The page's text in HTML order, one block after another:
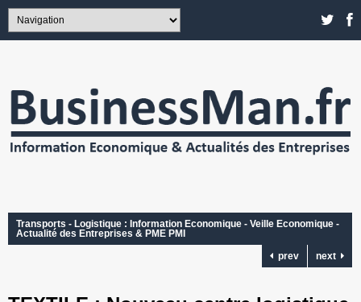
Transports - Logistique : Information Economique - Veille Economique -
Actualité des Entreprises & PME PMI
prev
next